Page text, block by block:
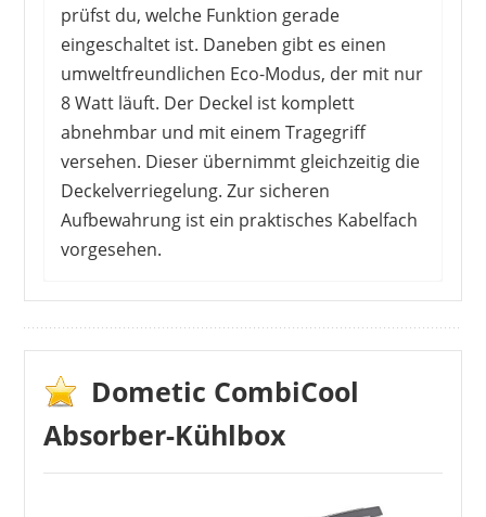
LLIVEKIT
189,99 € 179,99 €*
prüfst du, welche Funktion gerade
eingeschaltet ist. Daneben gibt es einen
umweltfreundlichen Eco-Modus, der mit nur
8 Watt läuft. Der Deckel ist komplett
abnehmbar und mit einem Tragegriff
versehen. Dieser übernimmt gleichzeitig die
Deckelverriegelung. Zur sicheren
Aufbewahrung ist ein praktisches Kabelfach
vorgesehen.
Die Kunden finden sehr viele lobende Worte für
diese Box. Sie kann über mehrere Stunden
hinweg betrieben werden und überzeugt mit
einem leisen Geräuschpegel. Nur die Lüfter
geben ein leises Brummen von sich. Dabei
funktioniert der Anschluss über die Steckdose
einwandfrei Nur über 12 Volt im Auto entspricht
sie nicht ganze den Vorstellungen. Gerade bei
Dometic CombiCool
Absorber-Kühlbox